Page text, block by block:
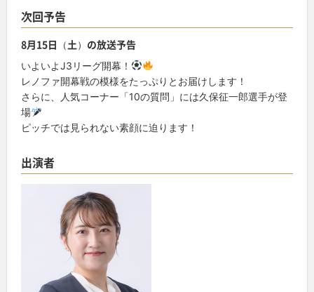
次回予告
8月15日（土）の放送予告
いよいよJ3リーグ開幕！
レノファ開幕戦の模様をたっぷりとお届けします！
さらに、人気コーナー「10の質問」には久保征一郎選手が登
場
ピッチでは見られない素顔に迫ります！
出演者